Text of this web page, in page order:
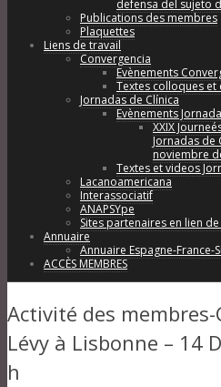
defensa del sujeto
Publications des membres
Plaquettes
Liens de travail
Convergencia
Evènements
Textes colloques et
Jornadas de Clínica
Evènements
XXIX
Jornadas de
noviembre
Textes et videos
Lacanoamericana
Interassociatif
ANAPSYpe
Sites partenaires en lien
Annuaire
Annuaire Espagne-France-
ACCÈS MEMBRES
Activité des membres-
Lévy à Lisbonne – 14
h